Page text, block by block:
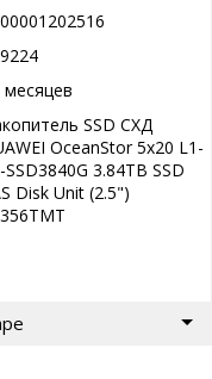
месяцев
SSD СХД
OceanStor 5x20 L1-
SSD3840G 3.84TB SSD
Disk Unit (2.5")